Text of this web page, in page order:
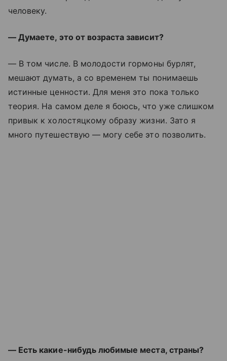
человеку.
— Думаете, это от возраста зависит?
— В том числе. В молодости гормоны бурлят,
мешают думать, а со временем ты понимаешь
истинные ценности. Для меня это пока только
теория. На самом деле я боюсь, что уже слишком
привык к холостяцкому образу жизни. Зато я
много путешествую — могу себе это позволить.
— Есть какие-нибудь любимые места, страны?